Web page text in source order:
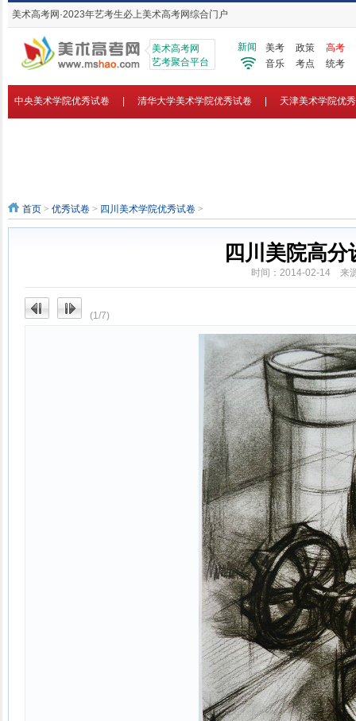
美术高考网·2023年艺考生必上美术高考网综合门户
美术高考网
艺考聚合平台
新闻 美考 政策
高考
音乐
考点 统考
中央美术学院优秀试卷 清华大学美术学院优秀试卷 天津美术学院优
首页 > 优秀试卷 > 四川美术学院优秀试卷 >
四川美院高
时间：2014-02-14 来
(1/7)